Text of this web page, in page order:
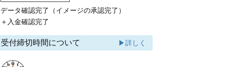
データ確認完了（イメージの承認完了）
＋入金確認完了
受付締切時間について ▶詳しく